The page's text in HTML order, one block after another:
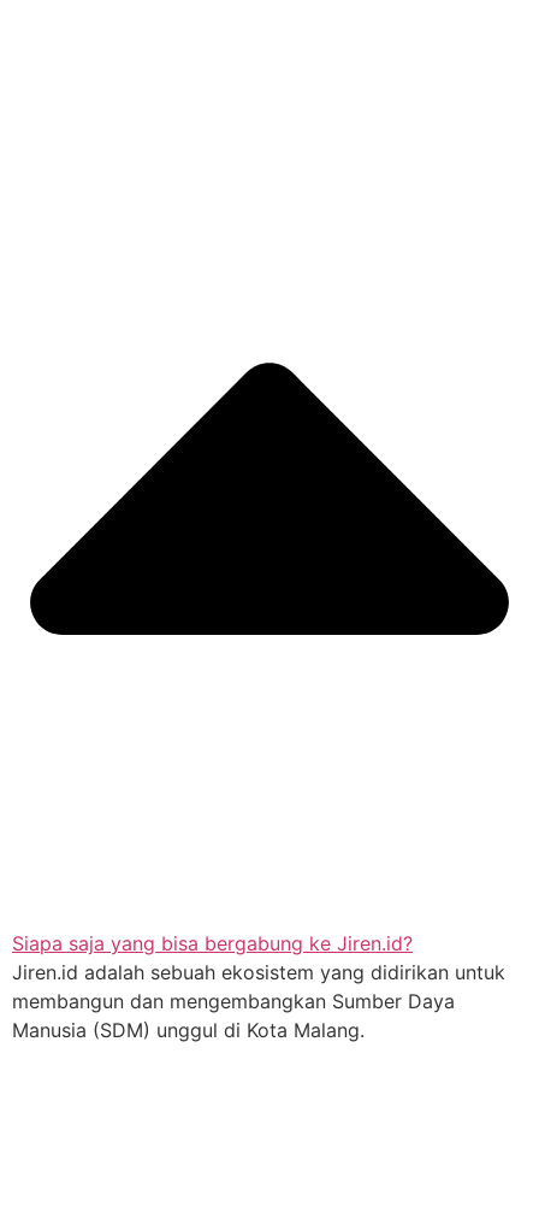
Siapa saja yang bisa bergabung ke Jiren.id?
Jiren.id adalah sebuah ekosistem yang didirikan untuk
membangun dan mengembangkan Sumber Daya
Manusia (SDM) unggul di Kota Malang.